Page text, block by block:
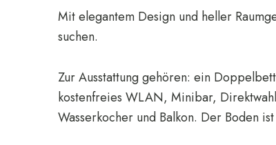
Mit elegantem Design und heller
suchen.
Zur Ausstattung gehören: ein
kostenfreies WLAN, Minibar,
Wasserkocher und Balkon. Der Boden